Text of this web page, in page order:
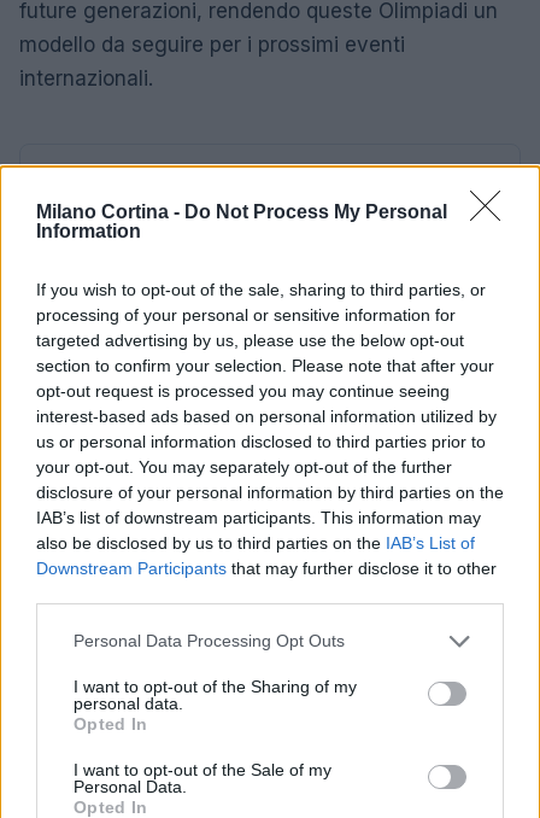
Milano Cortina - Do Not Process My Personal
Information
If you wish to opt-out of the sale, sharing to third parties, or
processing of your personal or sensitive information for
targeted advertising by us, please use the below opt-out
section to confirm your selection. Please note that after your
opt-out request is processed you may continue seeing
interest-based ads based on personal information utilized by
us or personal information disclosed to third parties prior to
your opt-out. You may separately opt-out of the further
disclosure of your personal information by third parties on the
IAB’s list of downstream participants. This information may
also be disclosed by us to third parties on the IAB’s List of
Downstream Participants that may further disclose it to other
Please note that this website/app uses one or more Google
not limited to your visit or usage behaviour. You may click to
grant or deny consent to Google and its third-party tags to
use your data for below specified purposes in below Google
consent section.
Personal Data Processing Opt Outs
I want to opt-out of the Sharing of my
personal data.
Opted In
I want to opt-out of the Sale of my
Personal Data.
Opted In
future generazioni, rendendo queste Olimpiadi un
modello da seguire per i prossimi eventi
internazionali.
AiAdhubMedia